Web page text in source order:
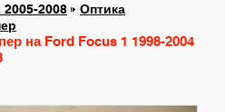
2008
Оптика
на Ford Focus 1 1998-2004